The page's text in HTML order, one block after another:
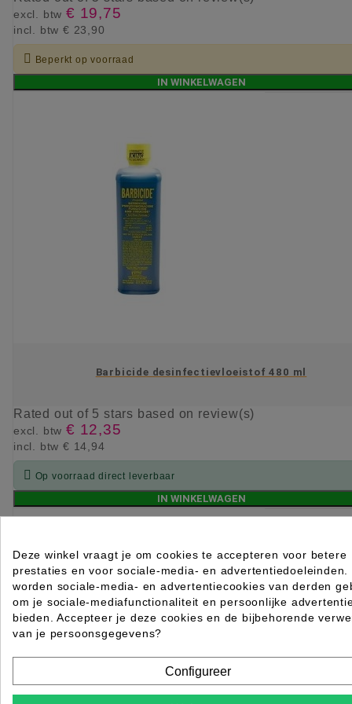
excl. btw € 19,75
incl. btw € 23,90
 Beperkt op voorraad
IN WINKELWAGEN
Barbicide desinfectievloeistof 480 ml
Rated out of 5 stars based on review(s)
excl. btw € 12,35
incl. btw € 14,94
 Op voorraad direct leverbaar
IN WINKELWAGEN
Deze winkel vraagt je om cookies te accepteren voor betere
prestaties en voor sociale-media- en advertentiedoeleinden.
worden sociale-media- en advertentiecookies van derden
om je sociale-mediafunctionaliteit en persoonlijke
bieden. Accepteer je deze cookies en de bijbehorende
van je persoonsgegevens?
Configureer